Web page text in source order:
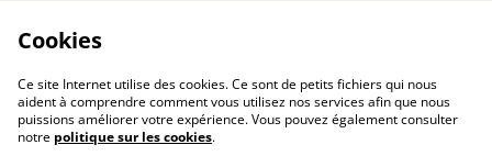
Cookies
Ce site Internet utilise des cookies. Ce sont de petits fichiers qui nous
aident à comprendre comment vous utilisez nos services afin que nous
puissions améliorer votre expérience. Vous pouvez également consulter
notre politique sur les cookies.